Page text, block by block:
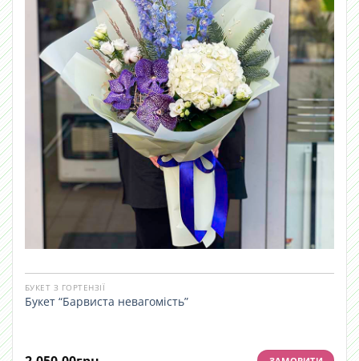
БУКЕТ З ГОРТЕНЗІЇ
Букет “Барвиста невагомість”